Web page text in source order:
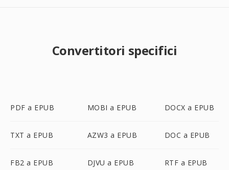
Convertitori specifici
PDF a EPUB MOBI a EPUB DOCX a EPUB
TXT a EPUB AZW3 a EPUB DOC a EPUB
FB2 a EPUB DJVU a EPUB RTF a EPUB